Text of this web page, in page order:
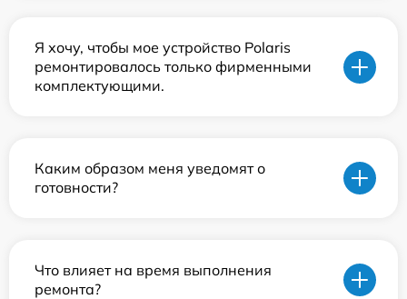
Я хочу, чтобы мое устройство Polaris
ремонтировалось только фирменными
комплектующими.
Каким образом меня уведомят о
готовности?
Что влияет на время выполнения
ремонта?